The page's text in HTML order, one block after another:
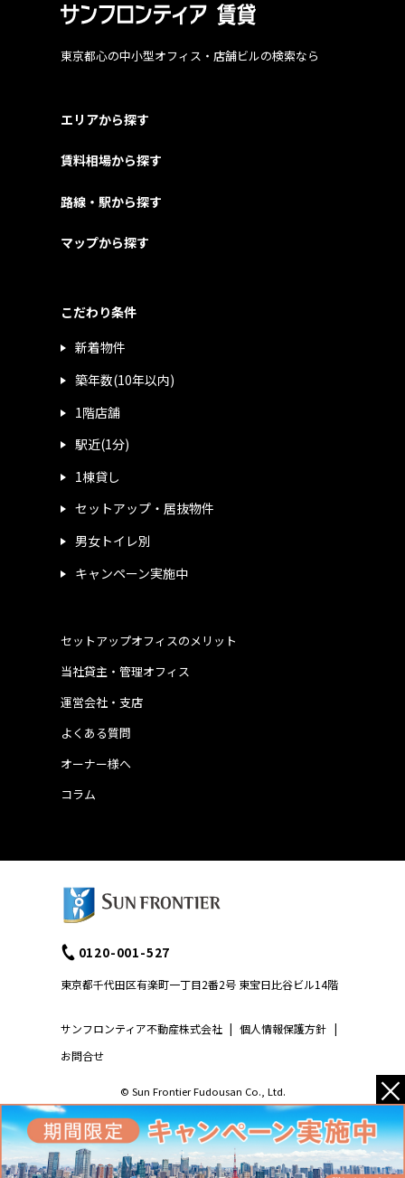
東京都心の中小型オフィス・店舗ビルの検索なら
エリアから探す
賃料相場から探す
路線・駅から探す
マップから探す
こだわり条件
新着物件
築年数(10年以内)
1階店舗
駅近(1分)
1棟貸し
セットアップ・居抜物件
男女トイレ別
キャンペーン実施中
運営会社・支店
よくある質問
当社貸主・管理オフィス
オーナー様へ
コラム
セットアップオフィスのメリット
サンフロンティア不動産株式会社 | 個人情報保護方針 |
お問合せ
0120-001-527
東京都千代田区有楽町一丁目2番2号 東宝日比谷ビル14階
© Sun Frontier Fudousan Co., Ltd. ×